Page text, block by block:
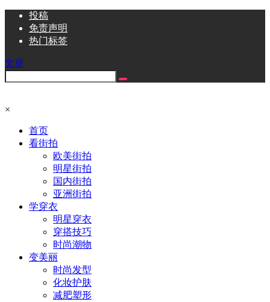
投稿
免责声明
热门标签
文章
×
首页
看街拍
欧美街拍
明星街拍
国内街拍
亚洲街拍
学穿衣
明星穿衣
穿搭技巧
时尚潮物
变美丽
时尚发型
化妆护肤
减肥塑形